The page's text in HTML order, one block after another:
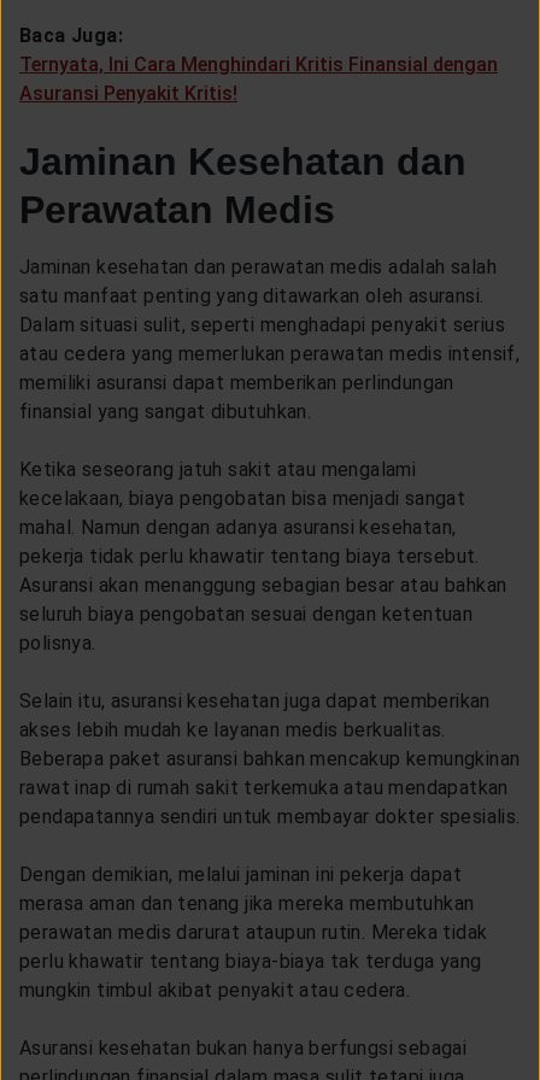
Baca Juga:
Ternyata, Ini Cara Menghindari Kritis Finansial dengan
Asuransi Penyakit Kritis!
Jaminan Kesehatan dan
Perawatan Medis
Jaminan kesehatan dan perawatan medis adalah salah
satu manfaat penting yang ditawarkan oleh asuransi.
Dalam situasi sulit, seperti menghadapi penyakit serius
atau cedera yang memerlukan perawatan medis intensif,
memiliki asuransi dapat memberikan perlindungan
finansial yang sangat dibutuhkan.
Ketika seseorang jatuh sakit atau mengalami
kecelakaan, biaya pengobatan bisa menjadi sangat
mahal. Namun dengan adanya asuransi kesehatan,
pekerja tidak perlu khawatir tentang biaya tersebut.
Asuransi akan menanggung sebagian besar atau bahkan
seluruh biaya pengobatan sesuai dengan ketentuan
polisnya.
Selain itu, asuransi kesehatan juga dapat memberikan
akses lebih mudah ke layanan medis berkualitas.
Beberapa paket asuransi bahkan mencakup kemungkinan
rawat inap di rumah sakit terkemuka atau mendapatkan
pendapatannya sendiri untuk membayar dokter spesialis.
Dengan demikian, melalui jaminan ini pekerja dapat
merasa aman dan tenang jika mereka membutuhkan
perawatan medis darurat ataupun rutin. Mereka tidak
perlu khawatir tentang biaya-biaya tak terduga yang
mungkin timbul akibat penyakit atau cedera.
Asuransi kesehatan bukan hanya berfungsi sebagai